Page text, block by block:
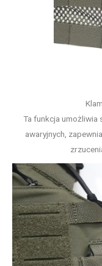
Ta funkcja umożliwia
awaryjnych,